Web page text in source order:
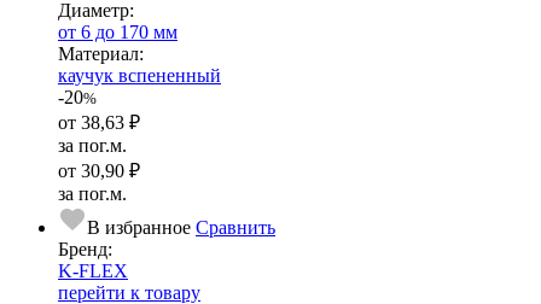
Диаметр:
от 6 до 170 мм
Ма­­те­­ри­­ал:
каучук вспененный
-20%
от 38,63 ₽
за пог.м.
от 30,90 ₽
за пог.м.
В избранное Сравнить
Бренд:
K-FLEX
перейти к товару